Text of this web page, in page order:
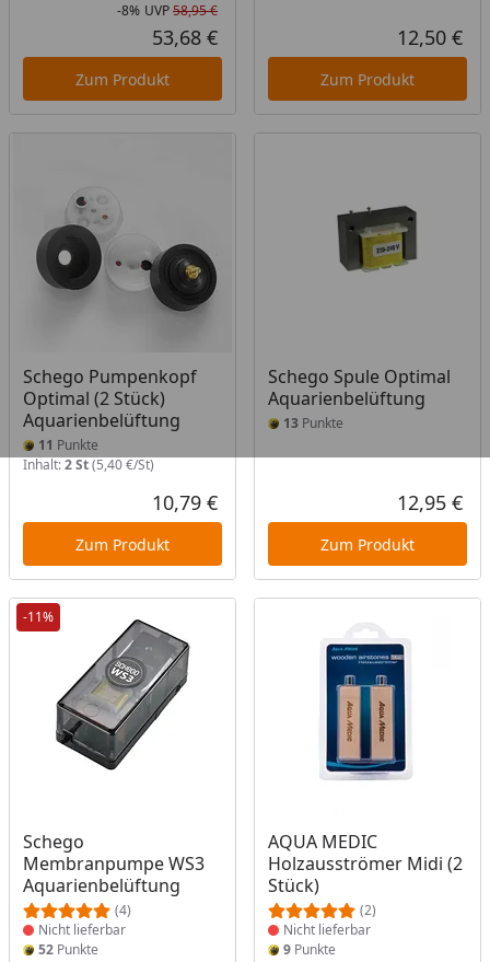
Rabatt in Prozent
-8%
Ursprünglicher Preis
UVP58,95 €
Aktueller Preis
53,68 €
Zum Produkt
12,50 €
Zum Produkt
Schego Pumpenkopf
Optimal (2 Stück)
Aquarienbelüftung
11 Punkte
Inhalt:2 St(5,40 €/St)
Aktueller Preis
10,79 €
Zum Produkt
Schego Spule Optimal
Aquarienbelüftung
13Punkte
12,95 €
Zum Produkt
-11%
Schego
Membranpumpe WS3
Aquarienbelüftung
(4)
Produkt nicht lieferbar
Nicht lieferbar
52 Punkte
AQUA MEDIC
Holzausströmer Midi (2
Stück)
(2)
Produkt nicht lieferbar
Nicht lieferbar
9Punkte